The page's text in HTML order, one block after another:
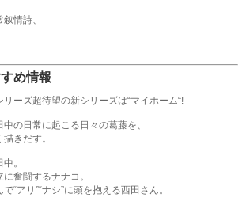
情詩、
め情報
ーズ超待望の新シリーズは“マイホーム“!
の日常に起こる日々の葛藤を、
きだす。
。
奮闘するナナコ。
“アリ”“ナシ”に頭を抱える西田さん。